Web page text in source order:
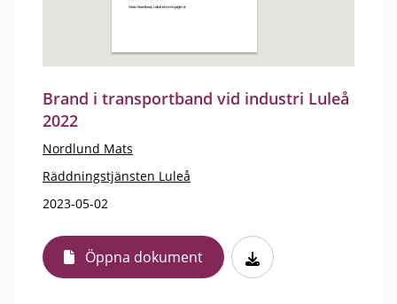
Brand i transportband vid industri Luleå
2022
Nordlund Mats
Räddningstjänsten Luleå
2023-05-02
Öppna dokument